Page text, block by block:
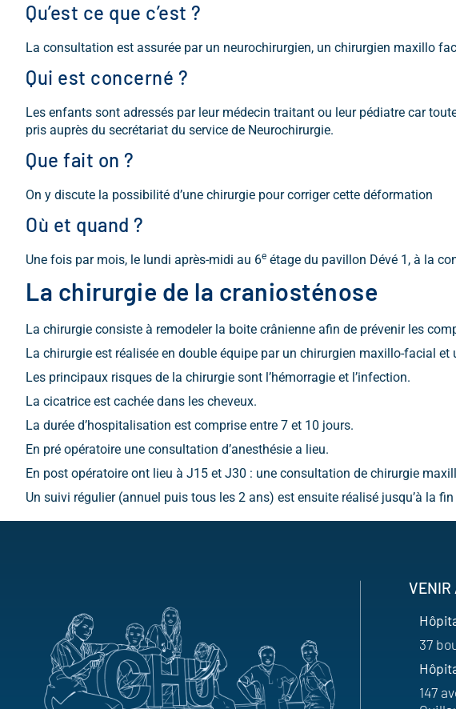
Qu’est ce que c’est ?
La consultation est assurée par un neurochirurgien, un chirurgien maxillo
Qui est concerné ?
Les enfants sont adressés par leur médecin traitant ou leur pédiatre car
pris auprès du secrétariat du service de Neurochirurgie.
Que fait on ?
On y discute la possibilité d’une chirurgie pour corriger cette déformation
Où et quand ?
Une fois par mois, le lundi après-midi au 6e étage du pavillon Dévé 1, à la
La chirurgie de la craniosténose
La chirurgie consiste à remodeler la boite crânienne afin de prévenir les
La chirurgie est réalisée en double équipe par un chirurgien maxillo-facial et
Les principaux risques de la chirurgie sont l’hémorragie et l’infection.
La cicatrice est cachée dans les cheveux.
La durée d’hospitalisation est comprise entre 7 et 10 jours.
En pré opératoire une consultation d’anesthésie a lieu.
En post opératoire ont lieu à J15 et J30 : une consultation de chirurgie
Un suivi régulier (annuel puis tous les 2 ans) est ensuite réalisé jusqu’à la
VENIR
37
147